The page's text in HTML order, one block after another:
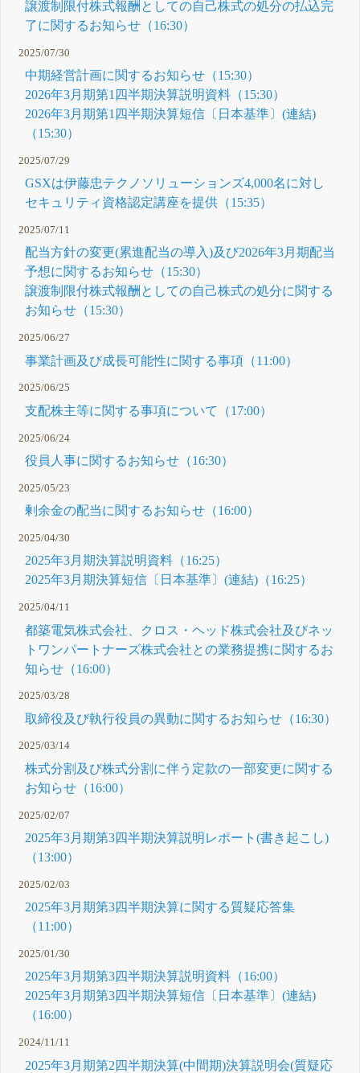
譲渡制限付株式報酬としての自己株式の処分の払込完
了に関するお知らせ（16:30）
2025/07/30
中期経営計画に関するお知らせ（15:30）
2026年3月期第1四半期決算説明資料（15:30）
2026年3月期第1四半期決算短信〔日本基準〕(連結)
（15:30）
2025/07/29
GSXは伊藤忠テクノソリューションズ4,000名に対し
セキュリティ資格認定講座を提供（15:35）
2025/07/11
配当方針の変更(累進配当の導入)及び2026年3月期配当
予想に関するお知らせ（15:30）
譲渡制限付株式報酬としての自己株式の処分に関する
お知らせ（15:30）
2025/06/27
事業計画及び成長可能性に関する事項（11:00）
2025/06/25
支配株主等に関する事項について（17:00）
2025/06/24
役員人事に関するお知らせ（16:30）
2025/05/23
剰余金の配当に関するお知らせ（16:00）
2025/04/30
2025年3月期決算説明資料（16:25）
2025年3月期決算短信〔日本基準〕(連結)（16:25）
2025/04/11
都築電気株式会社、クロス・ヘッド株式会社及びネッ
トワンパートナーズ株式会社との業務提携に関するお
知らせ（16:00）
2025/03/28
取締役及び執行役員の異動に関するお知らせ（16:30）
2025/03/14
株式分割及び株式分割に伴う定款の一部変更に関する
お知らせ（16:00）
2025/02/07
2025年3月期第3四半期決算説明レポート(書き起こし)
（13:00）
2025/02/03
2025年3月期第3四半期決算に関する質疑応答集
（11:00）
2025/01/30
2025年3月期第3四半期決算説明資料（16:00）
2025年3月期第3四半期決算短信〔日本基準〕(連結)
（16:00）
2024/11/11
2025年3月期第2四半期決算(中間期)決算説明会(質疑応